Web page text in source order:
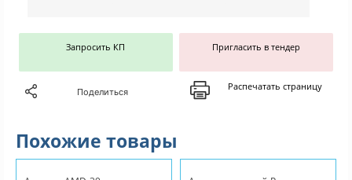
Запросить КП Пригласить в тендер
Поделиться Распечатать страницу
Похожие товары